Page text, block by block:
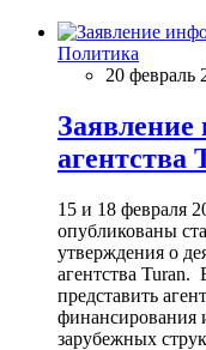
Политика
20 февраль
агентства
15 и 18 февраля
опубликованы
утверждения о
агентства Turan.
представить
финансирования
зарубежных